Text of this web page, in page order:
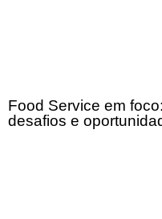
Food Service em
desafios e